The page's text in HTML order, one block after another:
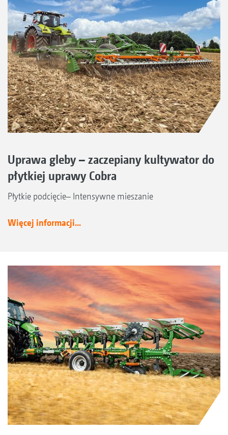
Uprawa gleby – zaczepiany kultywator do
płytkiej uprawy Cobra
Płytkie podcięcie– Intensywne mieszanie
Więcej informacji...